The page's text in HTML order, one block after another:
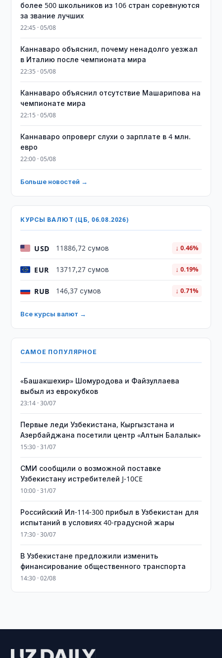
более 500 школьников из 106 стран соревнуются
за звание лучших
22:45 · 05/08
Каннаваро объяснил, почему ненадолго уезжал
в Италию после чемпионата мира
22:35 · 05/08
Каннаваро объяснил отсутствие Машарипова на
чемпионате мира
22:15 · 05/08
Каннаваро опроверг слухи о зарплате в 4 млн.
евро
22:00 · 05/08
Больше новостей →
КУРСЫ ВАЛЮТ (ЦБ, 06.08.2026)
USD 11886,72 сумов ↓ 0.46%
EUR 13717,27 сумов ↓ 0.19%
RUB 146,37 сумов ↓ 0.71%
Все курсы валют →
САМОЕ ПОПУЛЯРНОЕ
«Башакшехир» Шомуродова и Файзуллаева
выбыл из еврокубков
23:14 · 30/07
Первые леди Узбекистана, Кыргызстана и
Азербайджана посетили центр «Алтын Балалык»
15:30 · 31/07
СМИ сообщили о возможной поставке
Узбекистану истребителей J-10CE
10:00 · 31/07
Российский Ил-114-300 прибыл в Узбекистан для
испытаний в условиях 40-градусной жары
17:30 · 30/07
В Узбекистане предложили изменить
финансирование общественного транспорта
14:30 · 02/08